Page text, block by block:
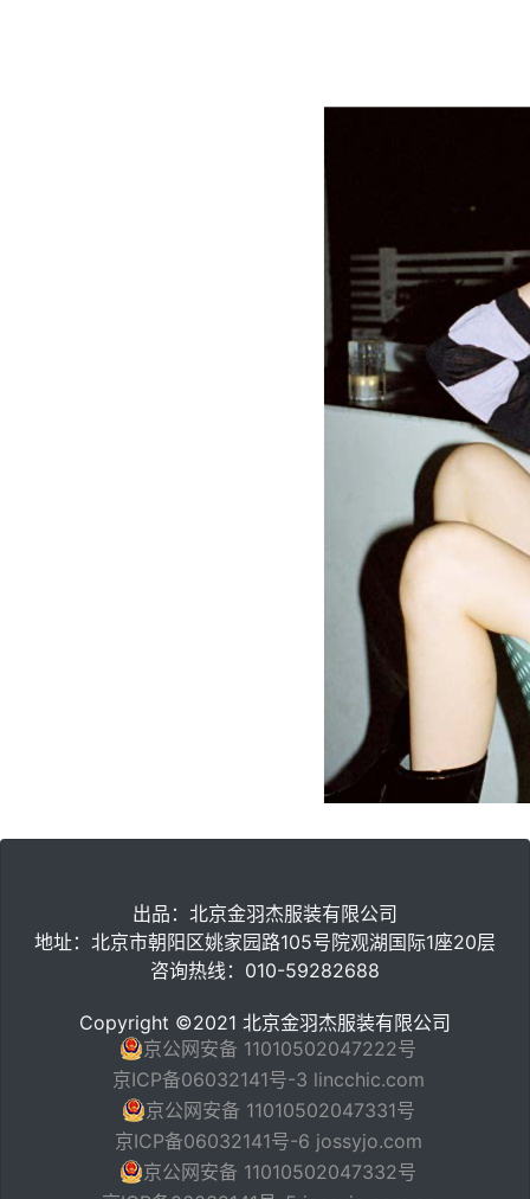
出品：北京金羽杰服装有限公司
地址：北京市朝阳区姚家园路105号院观湖国际1座20层
咨询热线：010-59282688
Copyright ©2021 北京金羽杰服装有限公司
京公网安备 11010502047222号
京ICP备06032141号-3 lincchic.com
京公网安备 11010502047331号
京ICP备06032141号-6 jossyjo.com
京公网安备 11010502047332号